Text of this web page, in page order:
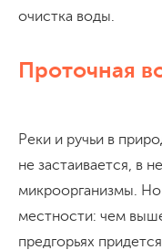
очистка воды.
Проточная
Реки и ручьи в
не застаивается, в
микроорганизмы. Но
местности: чем
предгорьях